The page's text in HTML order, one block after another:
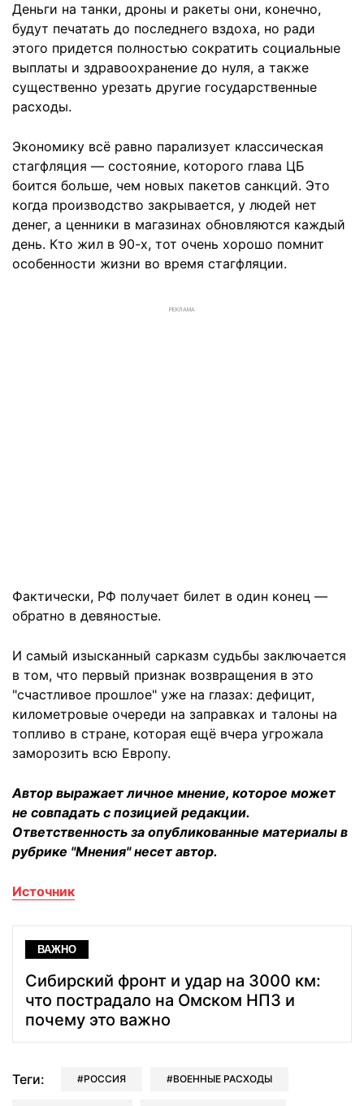
Деньги на танки, дроны и ракеты они, конечно,
будут печатать до последнего вздоха, но ради
этого придется полностью сократить социальные
выплаты и здравоохранение до нуля, а также
существенно урезать другие государственные
расходы.
Экономику всё равно парализует классическая
стагфляция — состояние, которого глава ЦБ
боится больше, чем новых пакетов санкций. Это
когда производство закрывается, у людей нет
денег, а ценники в магазинах обновляются каждый
день. Кто жил в 90-х, тот очень хорошо помнит
особенности жизни во время стагфляции.
РЕКЛАМА
Фактически, РФ получает билет в один конец —
обратно в девяностые.
И самый изысканный сарказм судьбы заключается
в том, что первый признак возвращения в это
"счастливое прошлое" уже на глазах: дефицит,
километровые очереди на заправках и талоны на
топливо в стране, которая ещё вчера угрожала
заморозить всю Европу.
Автор выражает личное мнение, которое может
не совпадать с позицией редакции.
Ответственность за опубликованные материалы в
рубрике "Мнения" несет автор.
Источник
ВАЖНО
Сибирский фронт и удар на 3000 км:
что пострадало на Омском НПЗ и
почему это важно
Теги: РОССИЯ ВОЕННЫЕ РАСХОДЫ